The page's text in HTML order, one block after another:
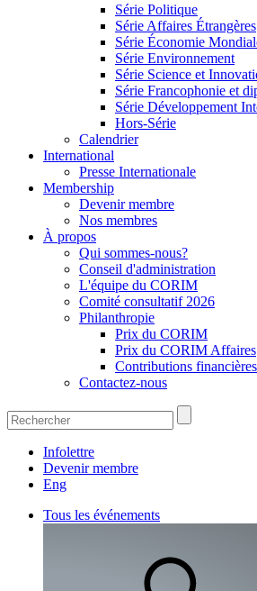
Série Politique
Série Affaires Étrangères
Série Économie
Série Environnement
Série Science et
Série Francophonie et
Série Développement
Hors-Série
Calendrier
International
Presse Internationale
Membership
Devenir membre
Nos membres
À propos
Qui sommes-nous?
Conseil d'administration
L'équipe du CORIM
Comité consultatif 2026
Philanthropie
Prix du CORIM
Prix du CORIM Affaires
Contributions
Contactez-nous
Infolettre
Devenir membre
Eng
Tous les événements